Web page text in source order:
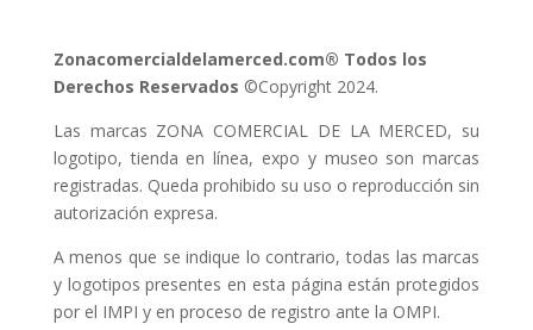
Zonacomercialdelamerced.com® Todos los
Derechos Reservados ©Copyright 2024.
Las marcas ZONA COMERCIAL DE LA MERCED, su
logotipo, tienda en línea, expo y museo son marcas
registradas. Queda prohibido su uso o reproducción sin
autorización expresa.
A menos que se indique lo contrario, todas las marcas
y logotipos presentes en esta página están protegidos
por el IMPI y en proceso de registro ante la OMPI.